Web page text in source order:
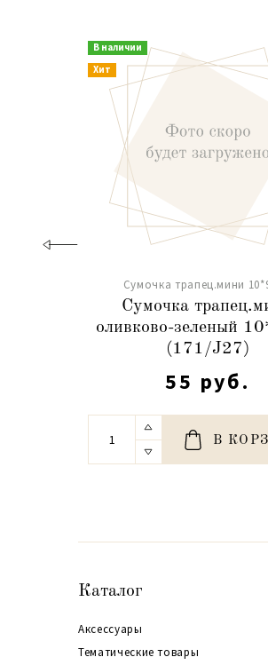
В наличии
Хит
Сумочка трапец.мини
Сумочка
оливково-зеленый
(171/J27)
55 руб.
В
Каталог
Аксессуары
Тематические товары